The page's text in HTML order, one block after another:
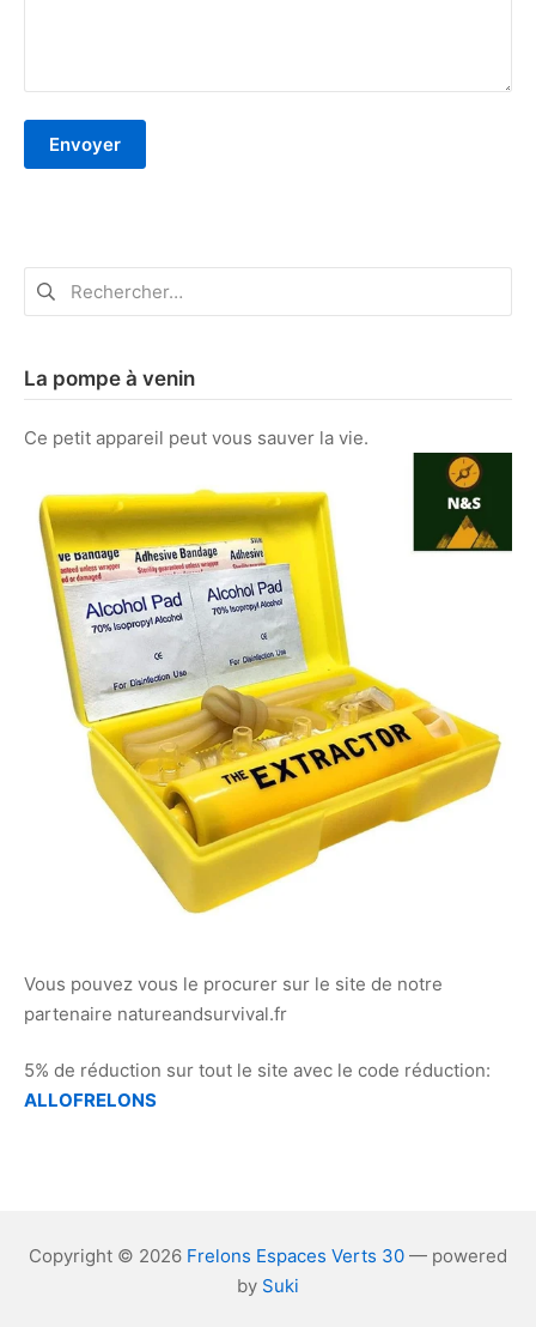
Rechercher :
La pompe à venin
Ce petit appareil peut vous sauver la vie.
Vous pouvez vous le procurer sur le site de notre
partenaire natureandsurvival.fr
5% de réduction sur tout le site avec le code réduction:
ALLOFRELONS
Copyright © 2026 Frelons Espaces Verts 30 — powered
by Suki